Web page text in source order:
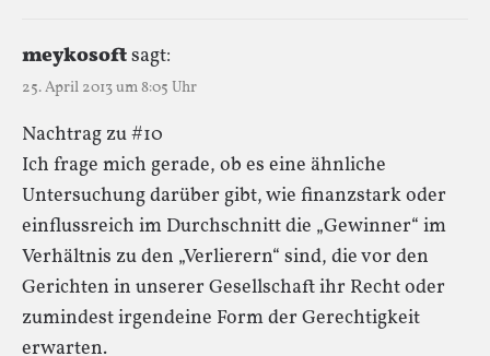
meykosoftsagt:
25. April 2013 um 8:05 Uhr
Nachtrag zu #10
Ich frage mich gerade, ob es eine ähnliche
Untersuchung darüber gibt, wie finanzstark oder
einflussreich im Durchschnitt die „Gewinner“ im
Verhältnis zu den „Verlierern“ sind, die vor den
Gerichten in unserer Gesellschaft ihr Recht oder
zumindest irgendeine Form der Gerechtigkeit
erwarten.